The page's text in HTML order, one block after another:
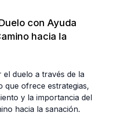
con Ayuda
hacia la
duelo a través de la
que ofrece estrategias,
y la importancia del
hacia la sanación.